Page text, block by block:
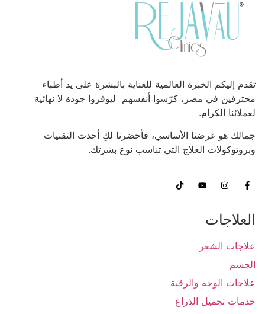
تقدم إليكم الخبرة العالمية للعناية بالبشرة على يد أطباء
محترفين في مصر، كرّسوا أنفسهم ليوفروا جودة لا نهائية
لعملائنا الكرام.
جمالك هو غرضنا الأساسي، فأحضرنا لكِ أحدث التقنيات
وبروتوكولات العلاج التي تناسب نوع بشرتك.
العلاجات
علاجات الشعر
الجسم
علاجات الوجه والرقبة
خدمات تجميل الذراع